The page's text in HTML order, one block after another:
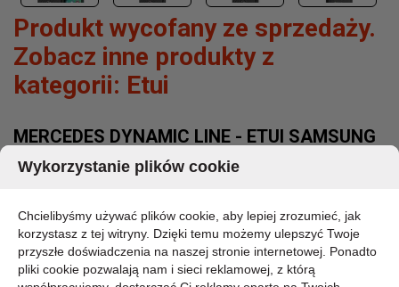
Produkt wycofany ze sprzedaży.
Zobacz inne produkty z
kategorii: Etui
MERCEDES DYNAMIC LINE - ETUI SAMSUNG
GALAXY S10 (CZARNY)
KOD PRODUKTU:
MEHCS10SRCFBK
DOSTĘPNOŚĆ:
CHWILOWO BRAK - PROSZĘ PYTAĆ
Wykorzystanie plików cookie
Chcielibyśmy używać plików cookie, aby lepiej zrozumieć, jak
korzystasz z tej witryny. Dzięki temu możemy ulepszyć Twoje
przyszłe doświadczenia na naszej stronie internetowej. Ponadto
pliki cookie pozwalają nam i sieci reklamowej, z którą